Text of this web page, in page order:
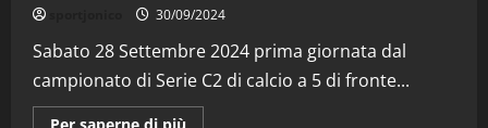
30/09/2024
Sabato 28 Settembre 2024 prima giornata dal
campionato di Serie C2 di calcio a 5 di fronte...
2
“SportEmpire” in Podcast: 29^ Puntata
(Martedi 28 Aprile 2026)
28/04/2026